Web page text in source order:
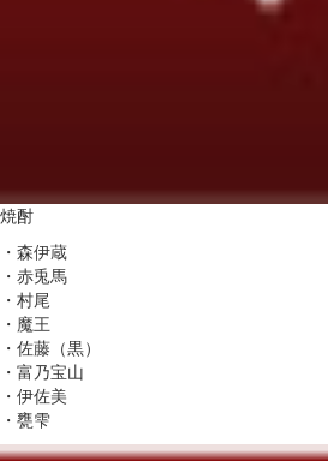
焼酎
・森伊蔵
・赤兎馬
・村尾
・魔王
・佐藤（黒）
・富乃宝山
・伊佐美
・甕雫